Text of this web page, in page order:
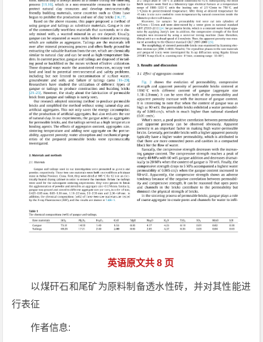
英语原文共 8 页
以煤矸石和尾矿为原料制备透水性砖，并对其性能进
行表征
作者信息: